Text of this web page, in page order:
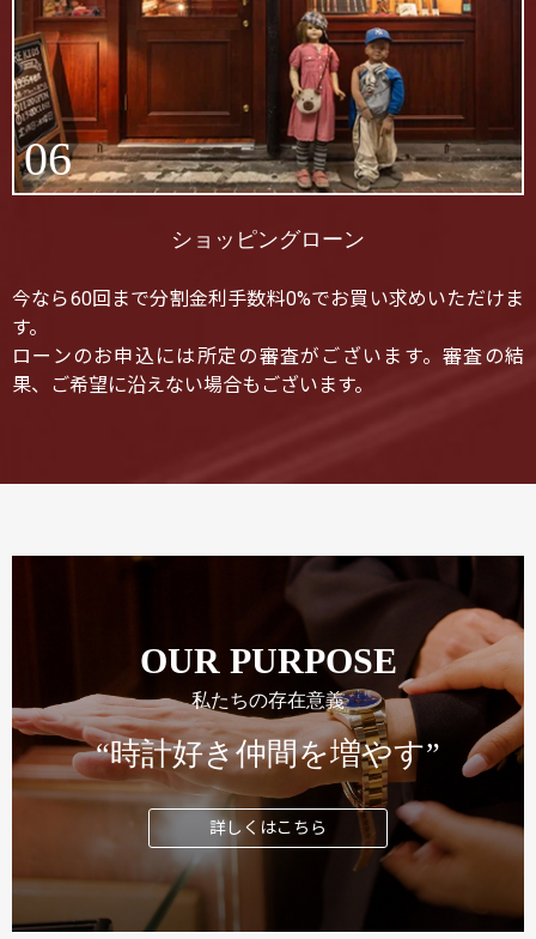
06
ショッピングローン
今なら60回まで分割金利手数料0%でお買い求めいただけま
す。
ローンのお申込には所定の審査がございます。審査の結
果、ご希望に沿えない場合もございます。
OUR PURPOSE
私たちの存在意義
“時計好き仲間を増やす”
詳しくはこちら